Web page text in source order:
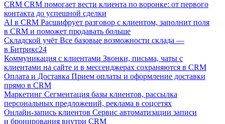
CRM CRM помогает вести клиента по воронке: от первого
контакта до успешной сделки
AI в CRM Расшифрует разговор с клиентом, заполнит поля
в CRM и поможет продавать больше
Складской учёт Все базовые возможности склада —
в Битрикс24
Коммуникация с клиентами Звонки, письма, чаты с
клиентами на сайте и в мессенджерах сохраняются в CRM
Оплата и Доставка Прием оплаты и оформление доставки
прямо в CRM
Маркетинг Сегментация базы клиентов, рассылка
персональных предложений, реклама в соцсетях
Онлайн-запись клиентов Сервис автоматизации записи
и бронирования внутри CRM